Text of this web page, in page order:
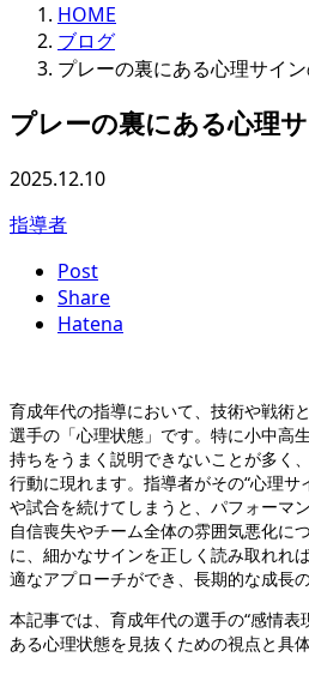
HOME
ブログ
プレーの裏にある心理サイ
プレーの裏にある心理
2025.12.10
指導者
Post
Share
Hatena
育成年代の指導において、技術や戦術
選手の「心理状態」です。特に小中高
持ちをうまく説明できないことが多く
行動に現れます。指導者がその“心理サ
や試合を続けてしまうと、パフォーマ
自信喪失やチーム全体の雰囲気悪化に
に、細かなサインを正しく読み取れれ
適なアプローチができ、長期的な成長
本記事では、育成年代の選手の“感情表
ある心理状態を見抜くための視点と具